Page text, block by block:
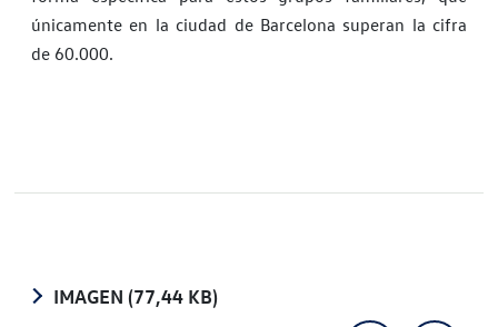
únicamente en la ciudad de Barcelona superan la cifra
de 60.000.
IMAGEN (77,44 KB)